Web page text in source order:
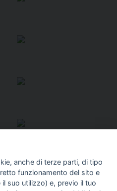
anche di terze parti, di tipo
funzionamento del sito e
suo utilizzo) e, previo il tuo